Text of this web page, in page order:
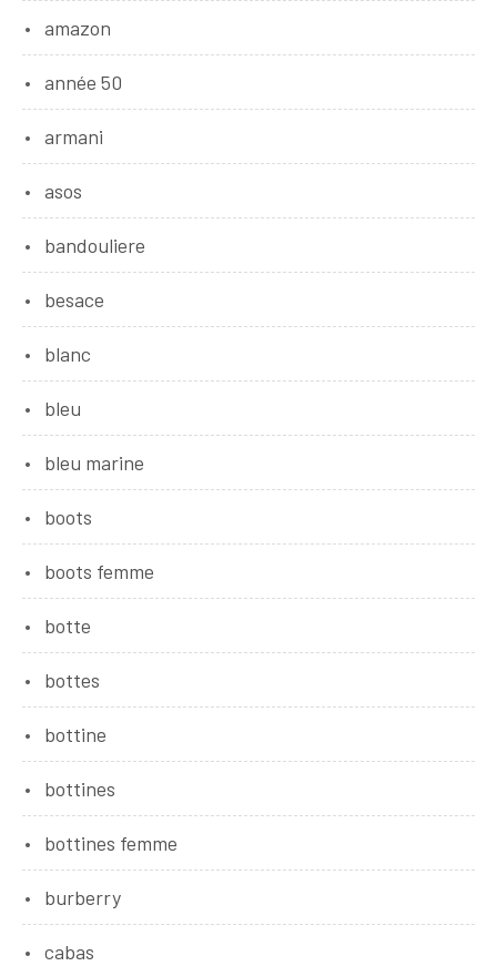
amazon
année 50
armani
asos
bandouliere
besace
blanc
bleu
bleu marine
boots
boots femme
botte
bottes
bottine
bottines
bottines femme
burberry
cabas